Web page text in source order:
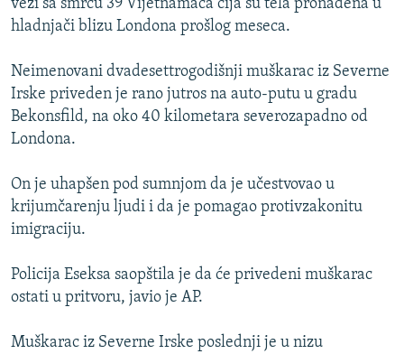
POST SCRIPTUM
MOJA EVROPA
TRI DECENIJE OD RATA U BIH
SVE KARTE DEJTONA
Sve RFE/RL stranice
vezi sa smrću 39 Vijetnamaca čija su tela pronađena u
hladnjači blizu Londona prošlog meseca.
Neimenovani dvadesettrogodišnji muškarac iz Severne
Irske priveden je rano jutros na auto-putu u gradu
Bekonsfild, na oko 40 kilometara severozapadno od
Londona.
On je uhapšen pod sumnjom da je učestvovao u
krijumčarenju ljudi i da je pomagao protivzakonitu
imigraciju.
Policija Eseksa saopštila je da će privedeni muškarac
ostati u pritvoru, javio je AP.
Muškarac iz Severne Irske poslednji je u nizu